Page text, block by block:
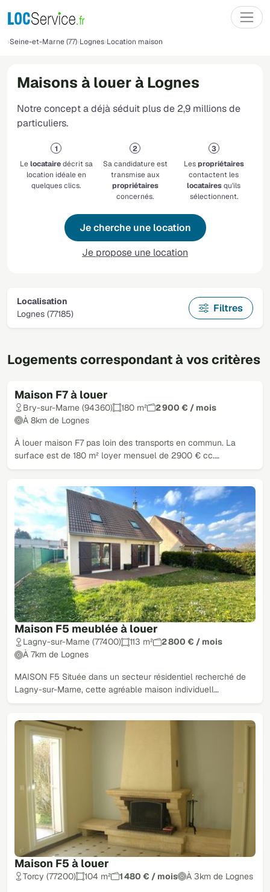
Seine-et-Marne (77) Lognes Location maison
Maisons à louer à Lognes
Notre concept a déjà séduit plus de 2,9 millions de
particuliers.
Lelocatairedécrit sa
location idéale en
quelques clics.
Sa candidature est
transmise aux
propriétaires
concernés.
Lespropriétaires
contactent les
locatairesqu'ils
sélectionnent.
Je cherche une location
Je propose une location
Localisation
Lognes (77185)
Filtres
Logements correspondant à vos critères
Maison F7 à louer
Bry-sur-Marne (94360) 180 m²
2 900 € / mois
À 8km de Lognes
À louer maison F7 pas loin des transports en commun. La
surface est de 180 m² loyer mensuel de 2900 € cc.…
Maison F5 meublée à louer
Lagny-sur-Marne (77400) 113 m²
2 800 € / mois
À 7km de Lognes
MAISON F5 Située dans un secteur résidentiel recherché de
Lagny-sur-Marne, cette agréable maison individuell…
Maison F5 à louer
Torcy (77200) 104 m² 1 480 € / mois À 3km de Lognes